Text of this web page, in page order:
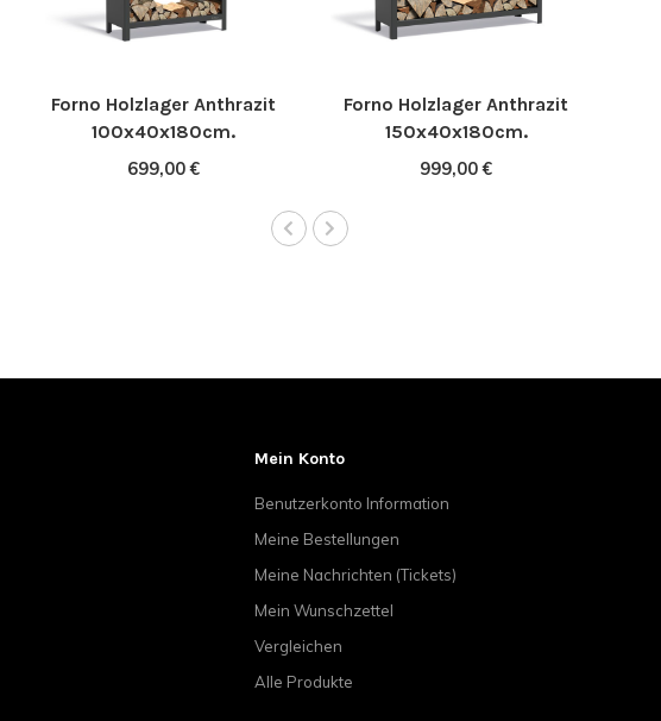
Forno Holzlager Anthrazit
100x40x180cm.
699,00 €
Forno Holzlager Anthrazit
150x40x180cm.
999,00 €
Mein Konto
Benutzerkonto Information
Meine Bestellungen
Meine Nachrichten (Tickets)
Mein Wunschzettel
Vergleichen
Alle Produkte